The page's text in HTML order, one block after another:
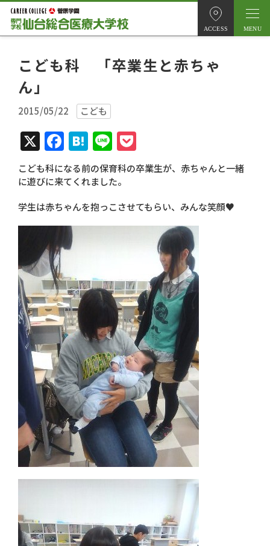
ACCESS
こども科 「卒業生と赤ちゃ
ん」
2015/05/22 こども
X Facebook
Hatena
Line
こども科になる前の保育科の卒業生が、赤ちゃんと一緒
に遊びに来てくれました。
学生は赤ちゃんを抱っこさせてもらい、みんな笑顔♥